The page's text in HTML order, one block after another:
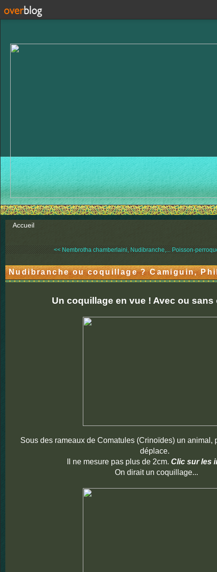
Accueil
<< Nembrotha chamberlaini, Nudibranche,... Poisson-
Nudibranche ou coquillage ? Camiguin,
Un coquillage en vue ! Avec ou sans
Sous des rameaux de Comatules (Crinoïdes) un animal ,
déplace.
Il ne mesure pas plus de 2cm. Clic sur les
On dirait un coquillage...